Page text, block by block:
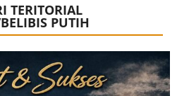
TERITORIAL
PUTIH